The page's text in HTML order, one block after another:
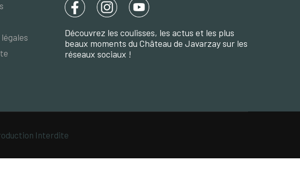
Découvrez les coulisses, les actus et les plus
beaux moments du Château de Javarzay sur les
réseaux sociaux !
Interdite